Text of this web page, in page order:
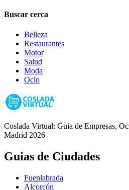
Buscar cerca
Belleza
Restaurantes
Motor
Salud
Moda
Ocio
Coslada Virtual: Guia de Empresas,
Madrid 2026
Guias de Ciudades
Fuenlabrada
Alcorcón